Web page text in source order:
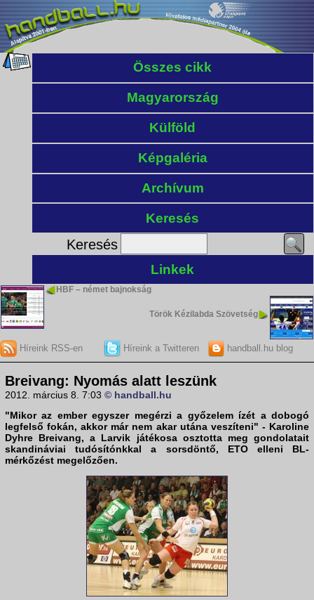
Összes cikk
Magyarország
Külföld
Képgaléria
Archívum
Keresés
Keresés
Linkek
HBF – német bajnokság
Török Kézilabda Szövetség
Híreink RSS-en Híreink a Twitteren handball.hu blog
Breivang: Nyomás alatt leszünk
2012. március 8. 7:03 © handball.hu
"Mikor az ember egyszer megérzi a győzelem ízét a dobogó
legfelső fokán, akkor már nem akar utána veszíteni" - Karoline
Dyhre Breivang, a Larvik játékosa osztotta meg gondolatait
skandináviai tudósítónkkal a sorsdöntő, ETOelleni BL-
mérkőzést megelőzően.